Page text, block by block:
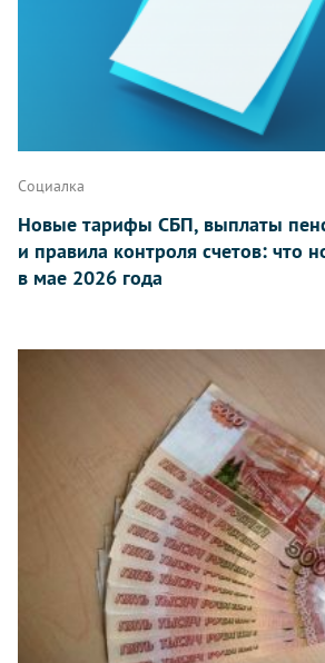
Социалка
Новые тарифы СБП, выплаты
и правила контроля счетов: что
в мае 2026 года